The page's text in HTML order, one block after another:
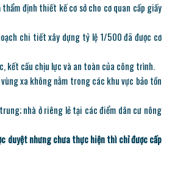
định thiết kế cơ sở cho cơ quan cấp giấy
chi tiết xây dựng tỷ lệ 1/500 đã được cơ
kết cấu chịu lực và an toàn của công trình.
xa không nằm trong các khu vực bảo tồn
nhà ở riêng lẻ tại các điểm dân cư nông
duyệt nhưng chưa thực hiện thì chỉ được cấp